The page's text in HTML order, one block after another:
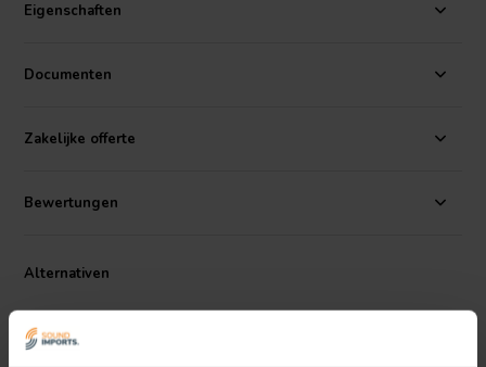
Technische Daten
308 g
Eigenschaften
Documenten
Zakelijke offerte
Bewertungen
Alternativen